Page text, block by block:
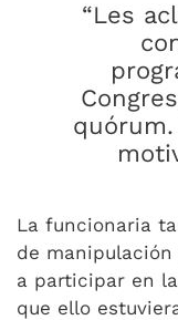
“Les
La funcionaria
de
a participar en
que ello